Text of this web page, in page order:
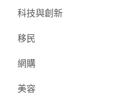
科技與創新
移民
網購
美容